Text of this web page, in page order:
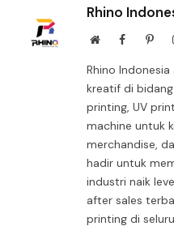
Rhino
WebsiteFacebook
Rhino
kreatif di
printing, UV
machine untuk
merchandise,
hadir untuk
industri naik
after sales
printing di